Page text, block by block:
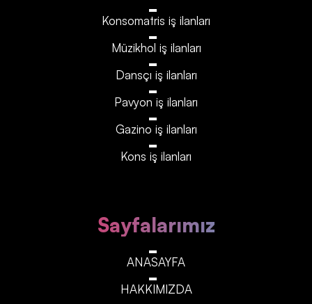
Konsomatris iş ilanları
Müzikhol iş ilanları
Dansçı iş ilanları
Pavyon iş ilanları
Gazino iş ilanları
Kons iş ilanları
Sayfalarımız
ANASAYFA
HAKKIMIZDA